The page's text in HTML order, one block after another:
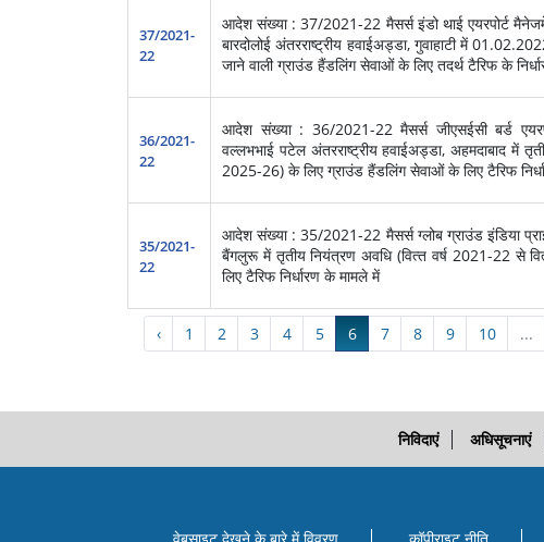
37/2021-
22
आदेश संख्या : 37/2021-22 मैसर्स इंडो थाई एयरपोर्ट मैनेजमेंट
बारदोलोई अंतरराष्‍ट्रीय हवाईअड्डा, गुवाहाटी में
जाने वाली ग्राउंड हैंडलिंग सेवाओं के लिए तदर्थ टैरिफ के
36/2021-
22
आदेश संख्या : 36/2021-22 मैसर्स जीएसईसी बर्ड
वल्‍लभभाई पटेल अंतरराष्‍ट्रीय हवाईअड्डा, अहमदाबाद में
2025-26) के लिए ग्राउंड हैंडलिंग सेवाओं के लिए टैरिफ
35/2021-
22
आदेश संख्या : 35/2021-22 मैसर्स ग्‍लोब ग्राउंड इंडिया
बैंगलुरू में तृतीय नियंत्रण अवधि (वित्‍त वर्ष 2021-22 से
लिए टैरिफ निर्धारण के मामले में
‹ 1 2 3 4 5 6 7 8 9 10 ...
निविदाएं अधिसूचनाएं